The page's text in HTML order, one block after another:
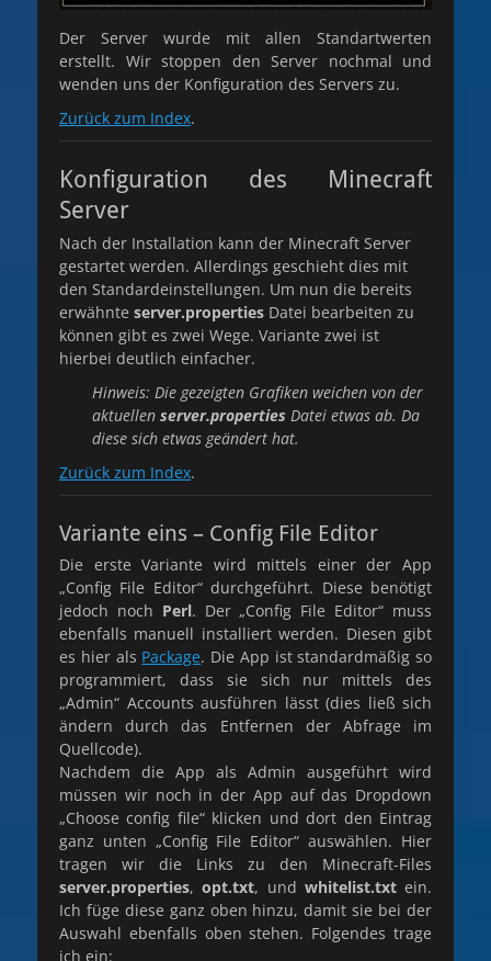
Der Server wurde mit allen Standartwerten
erstellt. Wir stoppen den Server nochmal und
wenden uns der Konfiguration des Servers zu.
Zurück zum Index.
Konfiguration des Minecraft
Server
Nach der Installation kann der Minecraft Server
gestartet werden. Allerdings geschieht dies mit
den Standardeinstellungen. Um nun die bereits
erwähnte server.properties Datei bearbeiten zu
können gibt es zwei Wege. Variante zwei ist
hierbei deutlich einfacher.
Hinweis: Die gezeigten Grafiken weichen von der
aktuellen server.properties Datei etwas ab. Da
diese sich etwas geändert hat.
Zurück zum Index.
Variante eins – Config File Editor
Die erste Variante wird mittels einer der App
„Config File Editor“ durchgeführt. Diese benötigt
jedoch noch Perl. Der „Config File Editor“ muss
ebenfalls manuell installiert werden. Diesen gibt
es hier als Package. Die App ist standardmäßig so
programmiert, dass sie sich nur mittels des
„Admin“ Accounts ausführen lässt (dies ließ sich
ändern durch das Entfernen der Abfrage im
Quellcode).
Nachdem die App als Admin ausgeführt wird
müssen wir noch in der App auf das Dropdown
„Choose config file“ klicken und dort den Eintrag
ganz unten „Config File Editor“ auswählen. Hier
tragen wir die Links zu den Minecraft-Files
server.properties,opt.txt, und whitelist.txtein.
Ich füge diese ganz oben hinzu, damit sie bei der
Auswahl ebenfalls oben stehen. Folgendes trage
ich ein: